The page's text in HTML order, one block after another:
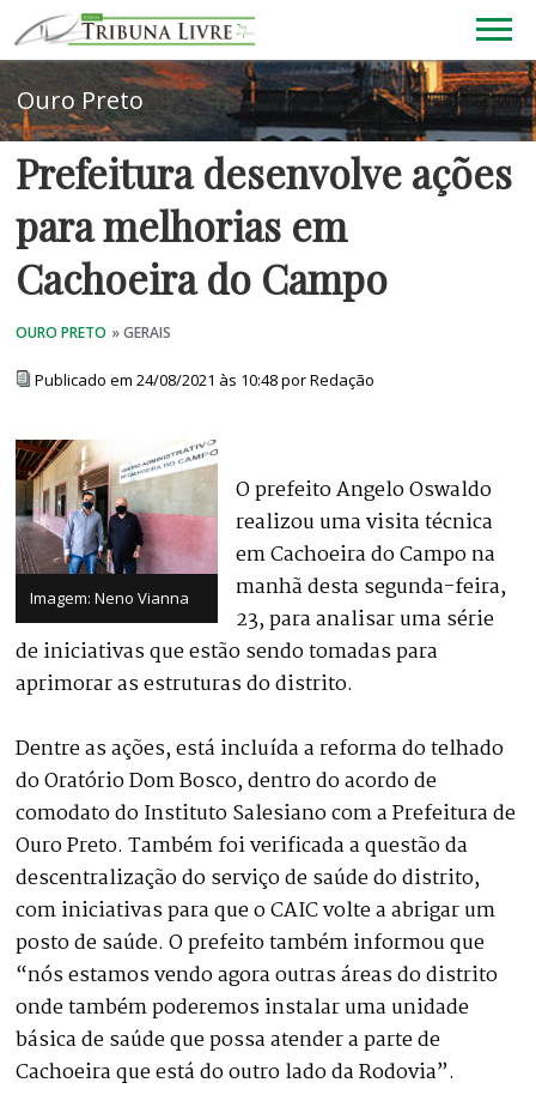
Prefeitura desenvolve ações
para melhorias em
Cachoeira do Campo
Publicado em 24/08/2021 às 10:48 por Redação
Imagem: Neno Vianna
O prefeito Angelo Oswaldo
realizou uma visita técnica
em Cachoeira do Campo na
manhã desta segunda-feira,
23, para analisar uma série
de iniciativas que estão sendo tomadas para
aprimorar as estruturas do distrito.
Dentre as ações, está incluída a reforma do telhado
do Oratório Dom Bosco, dentro do acordo de
comodato do Instituto Salesiano com a Prefeitura de
Ouro Preto. Também foi verificada a questão da
descentralização do serviço de saúde do distrito,
com iniciativas para que o CAIC volte a abrigar um
posto de saúde. O prefeito também informou que
“nós estamos vendo agora outras áreas do distrito
onde também poderemos instalar uma unidade
básica de saúde que possa atender a parte de
Cachoeira que está do outro lado da Rodovia”.